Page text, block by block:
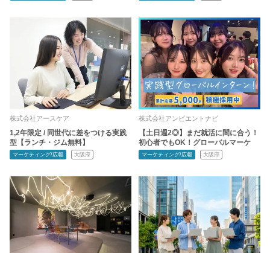
株式会社アースケア
1,2年限定 / 同世代に差をつける実践
型【ランチ・ジム無料】
マーケティング/広報 大阪府
株式会社アンビエントナビ
【土日週2◎】まだ就活に間に合う！
初心者でもOK！グローバルマーケ
マーケティング/広報 大阪府